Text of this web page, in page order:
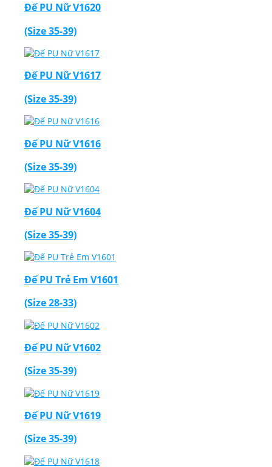
Đế PU Nữ V1620
(Size 35-39)
Đế PU Nữ V1617
(Size 35-39)
Đế PU Nữ V1616
(Size 35-39)
Đế PU Nữ V1604
(Size 35-39)
Đế PU Trẻ Em V1601
(Size 28-33)
Đế PU Nữ V1602
(Size 35-39)
Đế PU Nữ V1619
(Size 35-39)